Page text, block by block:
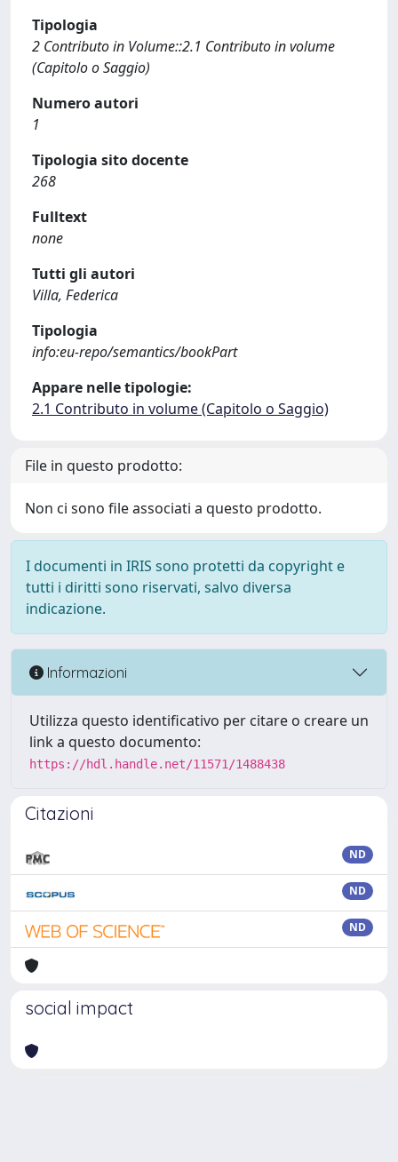
Tipologia
2 Contributo in Volume::2.1 Contributo in volume
(Capitolo o Saggio)
Numero autori
1
Tipologia sito docente
268
Fulltext
none
Tutti gli autori
Villa, Federica
Tipologia
info:eu-repo/semantics/bookPart
Appare nelle tipologie:
2.1 Contributo in volume (Capitolo o Saggio)
File in questo prodotto:
Non ci sono file associati a questo prodotto.
I documenti in IRIS sono protetti da copyright e
tutti i diritti sono riservati, salvo diversa
indicazione.
Informazioni
Utilizza questo identificativo per citare o creare un
link a questo documento:
https://hdl.handle.net/11571/1488438
Citazioni
ND
ND
ND
social impact